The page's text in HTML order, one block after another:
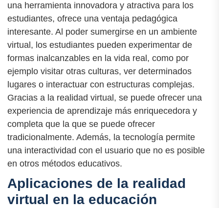
una herramienta innovadora y atractiva para los
estudiantes, ofrece una ventaja pedagógica
interesante. Al poder sumergirse en un ambiente
virtual, los estudiantes pueden experimentar de
formas inalcanzables en la vida real, como por
ejemplo visitar otras culturas, ver determinados
lugares o interactuar con estructuras complejas.
Gracias a la realidad virtual, se puede ofrecer una
experiencia de aprendizaje más enriquecedora y
completa que la que se puede ofrecer
tradicionalmente. Además, la tecnología permite
una interactividad con el usuario que no es posible
en otros métodos educativos.
Aplicaciones de la realidad
virtual en la educación